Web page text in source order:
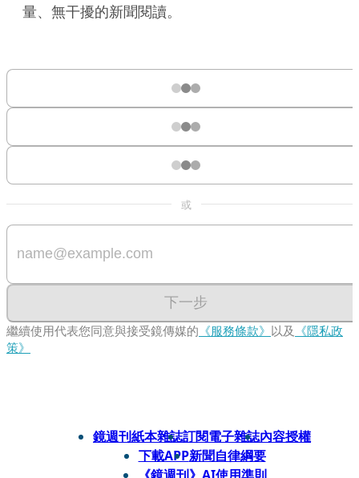
量、無干擾的新聞閱讀。
或
下一步
繼續使用代表您同意與接受鏡傳媒的 《服務條款》 以及 《隱私政
策》
鏡週刊紙本雜誌訂閱電子雜誌內容授權
下載APP新聞自律綱要